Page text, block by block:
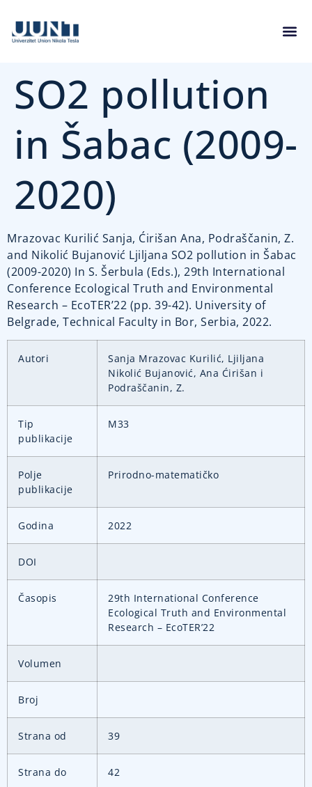
SO2 pollution
in Šabac (2009-
2020)
Mrazovac Kurilić Sanja, Ćirišan Ana, Podraščanin, Z.
and Nikolić Bujanović Ljiljana SO2 pollution in Šabac
(2009-2020) In S. Šerbula (Eds.), 29th International
Conference Ecological Truth and Environmental
Research – EcoTER’22 (pp. 39-42). University of
Belgrade, Technical Faculty in Bor, Serbia, 2022.
Autori
Sanja Mrazovac Kurilić, Ljiljana
Nikolić Bujanović, Ana Ćirišan i
Podraščanin, Z.
Tip
publikacije
M33
Polje
publikacije
Prirodno-matematičko
Godina 2022
DOI
Časopis
29th International Conference
Ecological Truth and Environmental
Research – EcoTER’22
Volumen
Broj
Strana od 39
Strana do 42